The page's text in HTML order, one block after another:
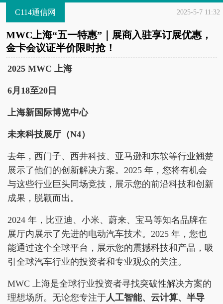
C114通信网 2025-5-7 11:32
MWC上海“五一特惠”｜展商入驻享订展优惠，
金卡会议证半价限时抢！
2025 MWC 上海
6月18至20日
上海新国际博览中心
未来科技展厅（N4）
去年，西门子、西井科技、亚马逊和东软等行业翘楚
展示了他们的创新解决方案。2025 年，您将有机会
与这些行业巨头同场竞技，展示您的前沿科技和创新
成果，脱颖而出。
2024 年，比亚迪、小米、蔚来、宝马等知名品牌在
展厅内展示了先进的电动汽车技术。2025 年，您也
能通过这个全球平台，展示您的震撼科技和产品，吸
引全球汽车行业的投资者和专业观众的关注。
MWC 上海是全球行业投资者寻找突破性解决方案的
理想场所。无论您专注于人工智能、云计算、半导